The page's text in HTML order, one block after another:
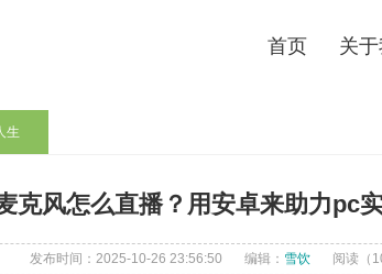
首页 关
生
克风怎么直播？用安卓来助力pc
发布时间：2025-10-26 23:56:50 编辑： 雪饮 阅读（